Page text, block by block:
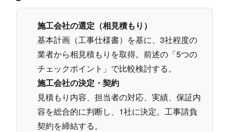
施工会社の選定（相見積もり）
基本計画（工事仕様書）を基に、3社程度の
業者から相見積もりを取得。前述の「5つの
チェックポイント」で比較検討する。
施工会社の決定・契約
見積もり内容、担当者の対応、実績、保証内
容を総合的に判断し、1社に決定。工事請負
契約を締結する。